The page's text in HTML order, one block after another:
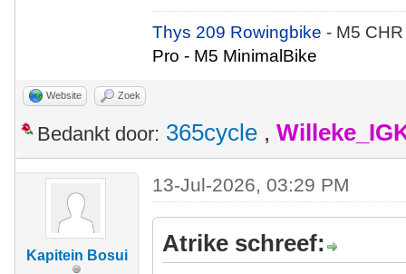
Thys 209 Rowingbike- M5
Pro - M5 MinimalBike
Website Zoek
Bedankt door: 365cycle ,
Kapitein Bosui
13-Jul-2026, 03:29 PM
Atrike schreef: